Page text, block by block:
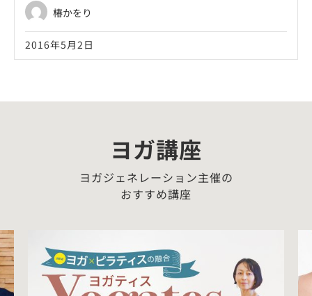
椿かをり
2016年5月2日
ヨガ講座
ヨガジェネレーション主催の
おすすめ講座